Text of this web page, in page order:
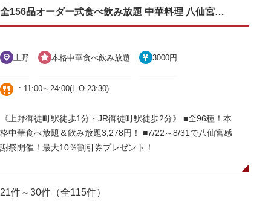
全156品オーダー式食べ飲み放題 中華料理 八仙宮 御徒町店
上野 本格中華食べ飲み放題 3000円
: 11:00～24:00(L.O.23:30)
《上野御徒町駅徒歩1分・JR御徒町駅徒歩2分》 ■全96種！本
格中華食べ放題＆飲み放題3,278円！ ■7/22～8/31で八仙宮感
謝祭開催！最大10％割引券プレゼント！
21件～30件（全115件）